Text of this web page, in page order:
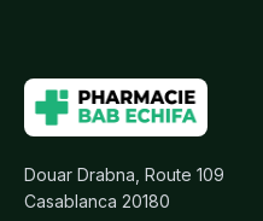
Douar Drabna, Route 109
Casablanca 20180